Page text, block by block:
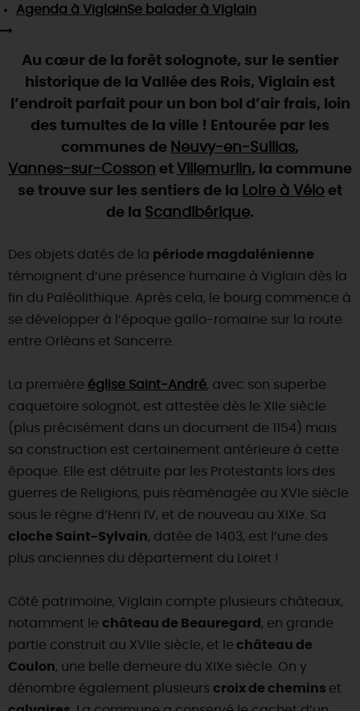
Visitesgourmandesetcréatives
Chic, une aire de pique-nique
Par ici lesguinguettes
Que rapporter du Loiret ?
La Route desMétiers d'Art
TOUT L'ART DE VIVRE
Des vacances auprès des animaux 🐎
Gien !
Expérimenter les parcours Baludik 🕵️
Une saison de festivals 🎉
Rendez-vous de la nature en 2026
Des sorties en famille dans le Loiret !
Où sortir ?
AUJOURD'HUI
DEMAIN
CE WEEK-END
CETTE SEMAINE
SE REPÉRER,SE DÉPLACER
RÉSERVERMAINTENANT
Agenda à ViglainSe balader à Viglain
Au cœur de la forêt solognote, sur le sentier
historique de la Vallée des Rois, Viglain est
l’endroit parfait pour un bon bol d’air frais, loin
des tumultes de la ville ! Entourée par les
communes de Neuvy-en-Sullias,
Vannes-sur-Cosson et Villemurlin, la commune
se trouve sur les sentiers de la Loire à Vélo et
de la Scandibérique.
Des objets datés de la période magdalénienne
témoignent d’une présence humaine à Viglain dès la
fin du Paléolithique. Après cela, le bourg commence à
se développer à l’époque gallo-romaine sur la route
entre Orléans et Sancerre.
La première église Saint-André, avec son superbe
caquetoire solognot, est attestée dès le XIIe siècle
(plus précisément dans un document de 1154) mais
sa construction est certainement antérieure à cette
époque. Elle est détruite par les Protestants lors des
guerres de Religions, puis réaménagée au XVIe siècle
sous le règne d’Henri IV, et de nouveau au XIXe. Sa
cloche Saint-Sylvain, datée de 1403, est l’une des
plus anciennes du département du Loiret !
Côté patrimoine, Viglain compte plusieurs châteaux,
notamment le château de Beauregard , en grande
partie construit au XVIIe siècle, et le château de
Coulon, une belle demeure du XIXe siècle. On y
dénombre également plusieurs croix de chemins et